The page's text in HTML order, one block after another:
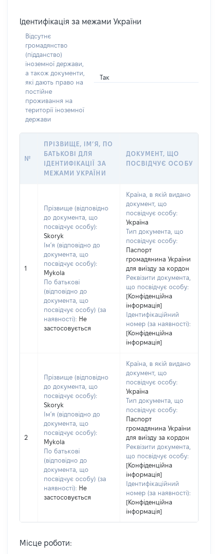
Ідентифікація за межами України
Відсутнє
громадянство
(підданство)
іноземної держави,
а також документи,
які дають право на
постійне
проживання на
території іноземної
держави
Так
№
ПРІЗВИЩЕ, ІМ’Я, ПО
БАТЬКОВІ ДЛЯ
ІДЕНТИФІКАЦІЇ ЗА
МЕЖАМИ УКРАЇНИ
ДОКУМЕНТ, ЩО
ПОСВІДЧУЄ ОСОБУ
1
Прізвище (відповідно
до документа, що
посвідчує особу):
Skoryk
Ім’я (відповідно до
документа, що
посвідчує особу):
Mykola
По батькові
(відповідно до
документа, що
посвідчує особу) (за
наявності): Не
застосовується
Країна, в якій видано
документ, що
посвідчує особу:
Україна
Тип документа, що
посвідчує особу:
Паспорт
громадянина України
для виїзду за кордон
Реквізити документа,
що посвідчує особу:
[Конфіденційна
інформація]
Ідентифікаційний
номер (за наявності):
[Конфіденційна
інформація]
2
Прізвище (відповідно
до документа, що
посвідчує особу):
Skoryk
Ім’я (відповідно до
документа, що
посвідчує особу):
Mykola
По батькові
(відповідно до
документа, що
посвідчує особу) (за
наявності): Не
застосовується
Країна, в якій видано
документ, що
посвідчує особу:
Україна
Тип документа, що
посвідчує особу:
Паспорт
громадянина України
для виїзду за кордон
Реквізити документа,
що посвідчує особу:
[Конфіденційна
інформація]
Ідентифікаційний
номер (за наявності):
[Конфіденційна
інформація]
Місце роботи: